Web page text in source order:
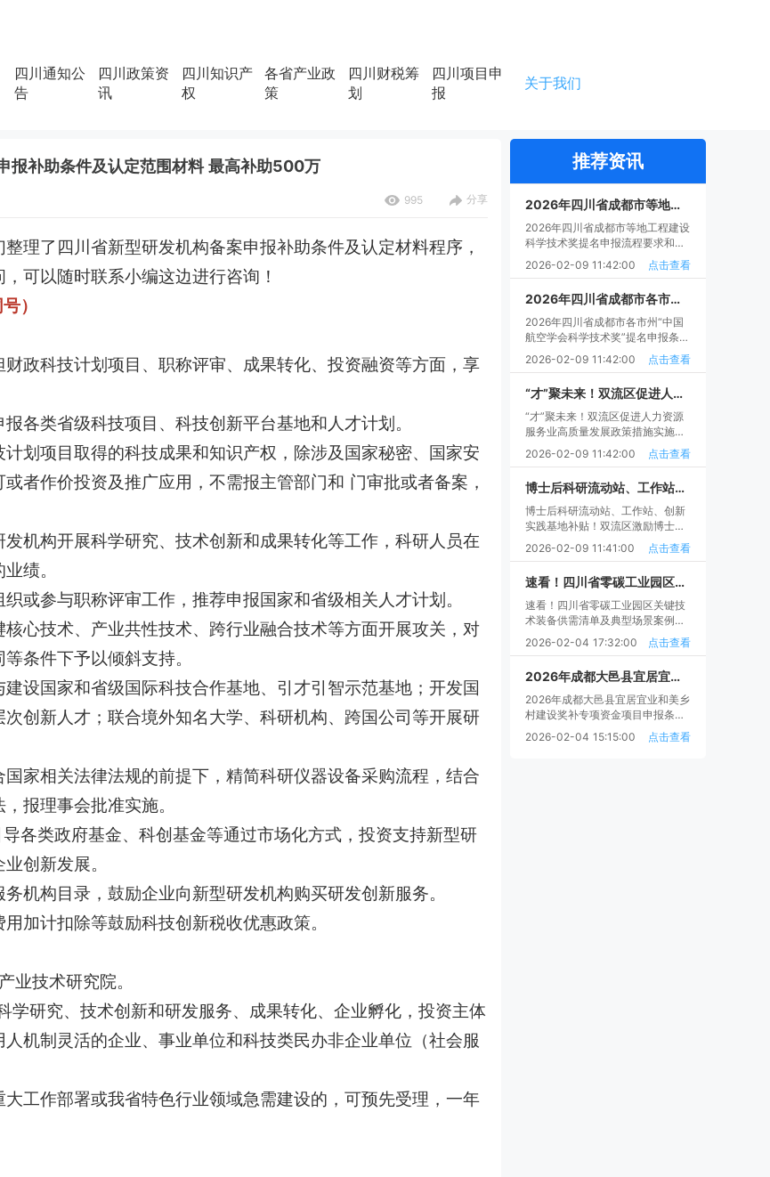
四川通知公
告
四川政策资
讯
四川知识产
权
各省产业政
策
四川财税筹
划
四川项目申
报
关于我们
报补助条件及认定范围材料 最高补助500万
995 分享
理了四川省新型研发机构备案申报补助条件及认定材料程序，
可以随时联系小编这边进行咨询！
）
政科技计划项目、职称评审、成果转化、投资融资等方面，享
各类省级科技项目、科技创新平台基地和人才计划。
划项目取得的科技成果和知识产权，除涉及国家秘密、国家安
者作价投资及推广应用，不需报主管部门和 门审批或者备案，
机构开展科学研究、技术创新和成果转化等工作，科研人员在
绩。
或参与职称评审工作，推荐申报国家和省级相关人才计划。
心技术、产业共性技术、跨行业融合技术等方面开展攻关，对
条件下予以倾斜支持。
设国家和省级国际科技合作基地、引才引智示范基地；开发国
创新人才；联合境外知名大学、科研机构、跨国公司等开展研
家相关法律法规的前提下，精简科研仪器设备采购流程，结合
报理事会批准实施。
各类政府基金、科创基金等通过市场化方式，投资支持新型研
创新发展。
机构目录，鼓励企业向新型研发机构购买研发创新服务。
加计扣除等鼓励科技创新税收优惠政策。
业技术研究院。
学研究、技术创新和研发服务、成果转化、企业孵化，投资主体
机制灵活的企业、事业单位和科技类民办非企业单位（社会服
工作部署或我省特色行业领域急需建设的，可预先受理，一年
推荐资讯
2026年四川省成都市等地工程建设科学技术奖提名申报流程要求和时间材料、条件指南
2026年四川省成都市等地工程建设
科学技术奖提名申报流程要求和时
间材料、条件指南
2026-02-09 11:42:00 点击查看
2026年四川省成都市各市州“中国航空学会科学技术奖”提名申报条件范围和时间流程
2026年四川省成都市各市州“中国
航空学会科学技术奖”提名申报条件
范围和时间流程
2026-02-09 11:42:00 点击查看
“才”聚未来！双流区促进人力资源服务业高质量发展政策措施实施细则征求申报补贴条件材料
“才”聚未来！双流区促进人力资源
服务业高质量发展政策措施实施细
则征求申报补贴条件材料
2026-02-09 11:42:00 点击查看
博士后科研流动站、工作站、创新实践基地补贴！双流区激励博士后工作创新发展七条申报时间流程和兑现材料
博士后科研流动站、工作站、创新
实践基地补贴！双流区激励博士后
工作创新发展七条申报时间流程和
兑现材料
2026-02-09 11:41:00 点击查看
速看！四川省零碳工业园区关键技术装备供需清单及典型场景案例征集范围、申报条件以及流程
速看！四川省零碳工业园区关键技
术装备供需清单及典型场景案例征
集范围、申报条件以及流程
2026-02-04 17:32:00 点击查看
2026年成都大邑县宜居宜业和美乡村建设奖补专项资金项目申报条件补助和流程时间指南
2026年成都大邑县宜居宜业和美乡
村建设奖补专项资金项目申报条件
补助和流程时间指南
2026-02-04 15:15:00 点击查看